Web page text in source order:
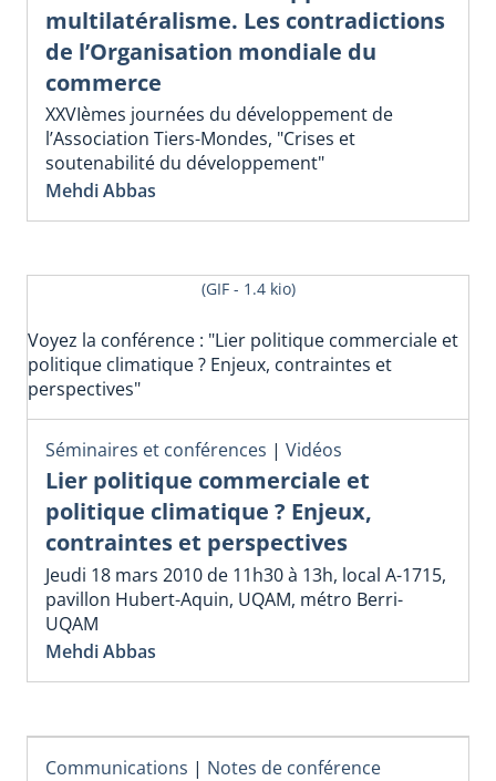
multilatéralisme. Les contradictions
de l’Organisation mondiale du
commerce
XXVIèmes journées du développement de
l’Association Tiers-Mondes, "Crises et
soutenabilité du développement"
Mehdi Abbas
(GIF - 1.4 kio)
Voyez la conférence : "Lier politique commerciale et
politique climatique ? Enjeux, contraintes et
perspectives"
Séminaires et conférences | Vidéos
Lier politique commerciale et
politique climatique ? Enjeux,
contraintes et perspectives
Jeudi 18 mars 2010 de 11h30 à 13h, local A-1715,
pavillon Hubert-Aquin, UQAM, métro Berri-
UQAM
Mehdi Abbas
Communications | Notes de conférence